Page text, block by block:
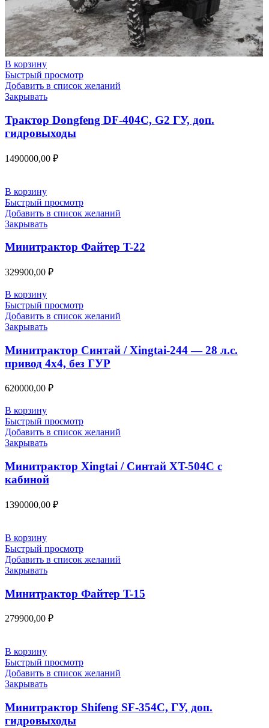
В корзину
Быстрый просмотр
Добавить в список желаний
Закрывать
Трактор Dongfeng DF-404С, G2 ГУ, доп.
гидровыходы
1490000,00 ₽
В корзину
Быстрый просмотр
Добавить в список желаний
Закрывать
Минитрактор Файтер T-22
329900,00 ₽
В корзину
Быстрый просмотр
Добавить в список желаний
Закрывать
Минитрактор Синтай / Xingtai-244 — 28 л.с.
привод 4х4, без ГУР
620000,00 ₽
В корзину
Быстрый просмотр
Добавить в список желаний
Закрывать
Минитрактор Xingtai / Синтай XT-504С с
кабиной
1390000,00 ₽
В корзину
Быстрый просмотр
Добавить в список желаний
Закрывать
Минитрактор Файтер T-15
279900,00 ₽
В корзину
Быстрый просмотр
Добавить в список желаний
Закрывать
Минитрактор Shifeng SF-354C, ГУ, доп.
гидровыходы